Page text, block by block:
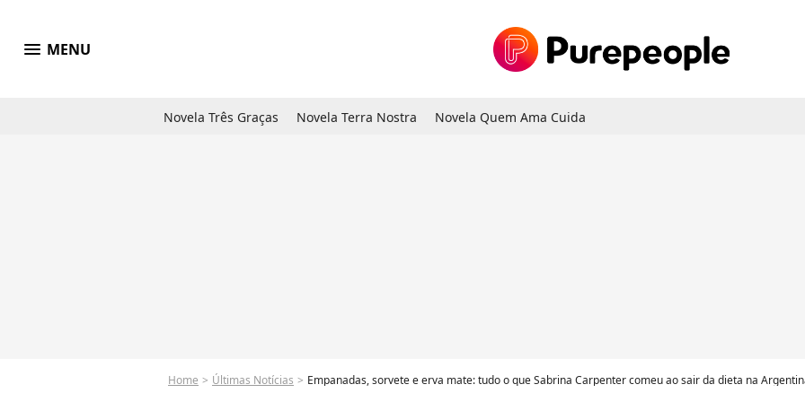
menu MENU
Novela Três Graças Novela Terra Nostra Novela Quem Ama Cuida
Home Últimas Notícias Empanadas, sorvete e erva mate: tudo o que Sabrina Carpenter comeu ao sair da dieta na Argentina prova que a cantora vai se